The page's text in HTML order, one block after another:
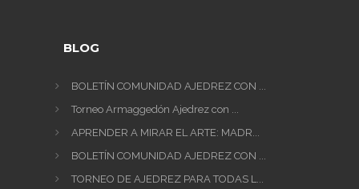
BLOG
BOLETÍN COMUNIDAD AJEDREZ CON ...
Torneo Armaggedón Ajedrez con ...
APRENDER A MIRAR EL ARTE: MADR...
BOLETÍN COMUNIDAD AJEDREZ CON ...
TORNEO DE AJEDREZ PARA TODAS L...